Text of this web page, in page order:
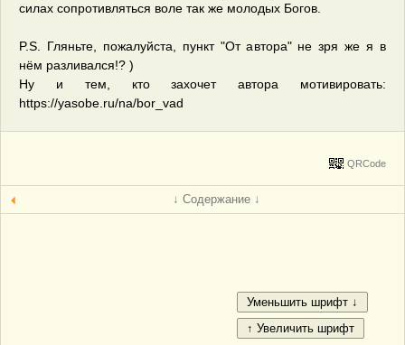
силах сопротивляться воле так же молодых Богов.
P.S. Гляньте, пожалуйста, пункт "От автора" не зря же я в
нём разливался!? )
Ну и тем, кто захочет автора мотивировать:
https://yasobe.ru/na/bor_vad
QRCode
↓ Содержание ↓